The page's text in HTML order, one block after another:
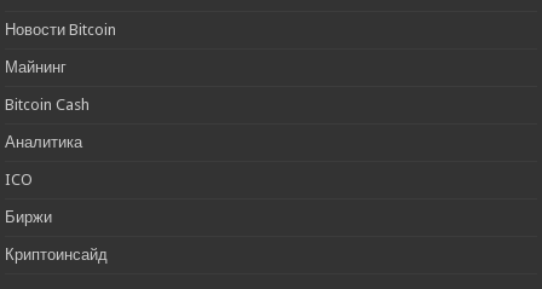
Новости Bitcoin
Майнинг
Bitcoin Cash
Аналитика
ICO
Биржи
Криптоинсайд